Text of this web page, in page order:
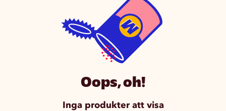
Oops, oh!
Inga produkter att visa